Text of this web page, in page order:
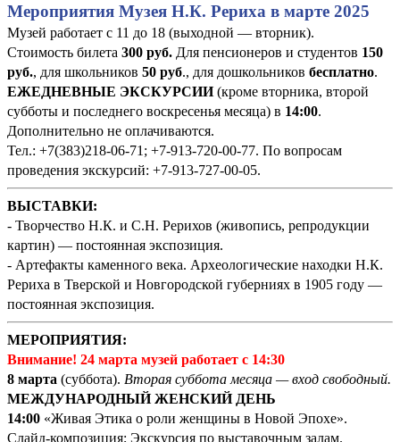
Мероприятия Музея Н.К. Рериха в марте 2025
Музей работает с 11 до 18 (выходной — вторник).
Стоимость билета 300 руб. Для пенсионеров и студентов 150
руб., для школьников 50 руб., для дошкольников бесплатно.
ЕЖЕДНЕВНЫЕ ЭКСКУРСИИ(кроме вторника, второй
субботы и последнего воскресенья месяца) в 14:00.
Дополнительно не оплачиваются.
Тел.: +7(383)218-06-71; +7-913-720-00-77. По вопросам
проведения экскурсий: +7-913-727-00-05.
ВЫСТАВКИ:
- Творчество Н.К. и С.Н. Рерихов (живопись, репродукции
картин) — постоянная экспозиция.
- Артефакты каменного века. Археологические находки Н.К.
Рериха в Тверской и Новгородской губерниях в 1905 году —
постоянная экспозиция.
МЕРОПРИЯТИЯ:
Внимание! 24 марта музей работает с 14:30
8 марта (суббота). Вторая суббота месяца — вход свободный.
МЕЖДУНАРОДНЫЙ ЖЕНСКИЙ ДЕНЬ
14:00 «Живая Этика о роли женщины в Новой Эпохе».
Слайд-композиция; Экскурсия по выставочным залам.